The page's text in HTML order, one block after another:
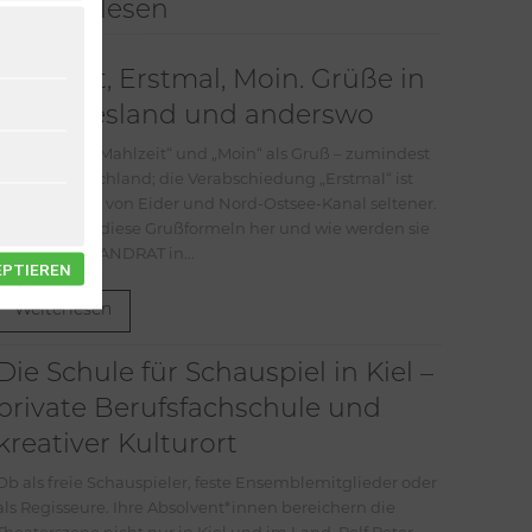
Meistgelesen
Mahlzeit, Erstmal, Moin. Grüße in
Nordfriesland und anderswo
Jeder kennt „Mahlzeit“ und „Moin“ als Gruß – zumindest
in Norddeutschland; die Verabschiedung „Erstmal“ ist
schon südlich von Eider und Nord-Ostsee-Kanal seltener.
Wo kommen diese Grußformeln her und wie werden sie
gebraucht? LANDRAT in...
Weiterlesen
Die Schule für Schauspiel in Kiel –
Berufsfachschule und
Kulturort
als freie Schauspieler, feste Ensemblemitglieder oder
Regisseure. Ihre Absolvent*innen bereichern die